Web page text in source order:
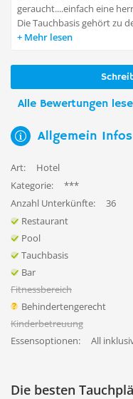
geraucht....einfach eine
Die Tauchbasis gehört zu
Mehr lesen
Alle Bewertungen
Allgemein Infos
Art:
Hotel
Kategorie:
***
Anzahl Unterkünfte:
36
Restaurant
Pool
Tauchbasis
Bar
Fitnessbereich
Behindertengerecht
Kinderbetreuung
Essensoptionen:
All
Die besten